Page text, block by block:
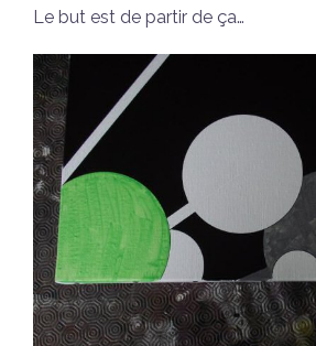
Le but est de partir de ça…